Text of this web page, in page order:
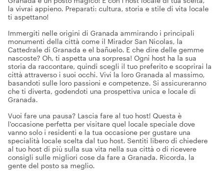
la vivrai appieno. Preparati: cultura, storia e stile di vita locale
ti aspettano!
Immergiti nelle origini di Granada ammirando i principali
monumenti della città come il Mirador San Nicolas, la
Cattedrale di Granada e el bañuelo. E che dire delle gemme
nascoste? Oh, ti aspetta una sorpresa! Ogni host ha la sua
storia da raccontare, quindi scegli il tuo preferito e scoprirai la
città attraverso i suoi occhi. Vivi la loro Granada al massimo,
basandoti sulle loro passioni e competenze. Si assicureranno
che ti diverta, godendoti una prospettiva unica e locale di
Granada.
Vuoi fare una pausa? Lascia fare al tuo host! Questa è
l'occasione perfetta per visitare quel locale speciale dove
vanno solo i residenti e la tua occasione per gustare una
specialità locale scelta dal tuo host. Sentiti libero di chiedere
al tuo host di più sulla sua vita nella sua città o di ricevere
consigli sulle migliori cose da fare a Granada. Ricorda, la
gente del posto sa meglio.